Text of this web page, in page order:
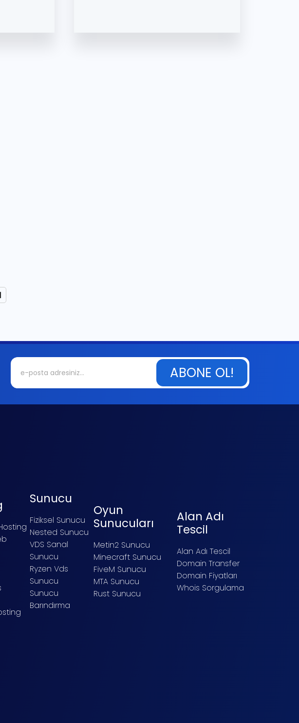
ABONE OL!
Sunucu
Fiziksel Sunucu
Nested Sunucu
VDS Sanal
Sunucu
Ryzen Vds
Sunucu
Sunucu
Barındırma
Oyun
Sunucuları
Metin2 Sunucu
Minecraft Sunucu
FiveM Sunucu
MTA Sunucu
Rust Sunucu
Alan Adı
Tescil
Alan Adı Tescil
Domain Transfer
Domain Fiyatları
Whois Sorgulama